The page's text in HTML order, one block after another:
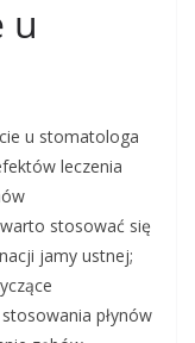
u
u stomatologa
leczenia
stosować się
jamy ustnej;
płynów